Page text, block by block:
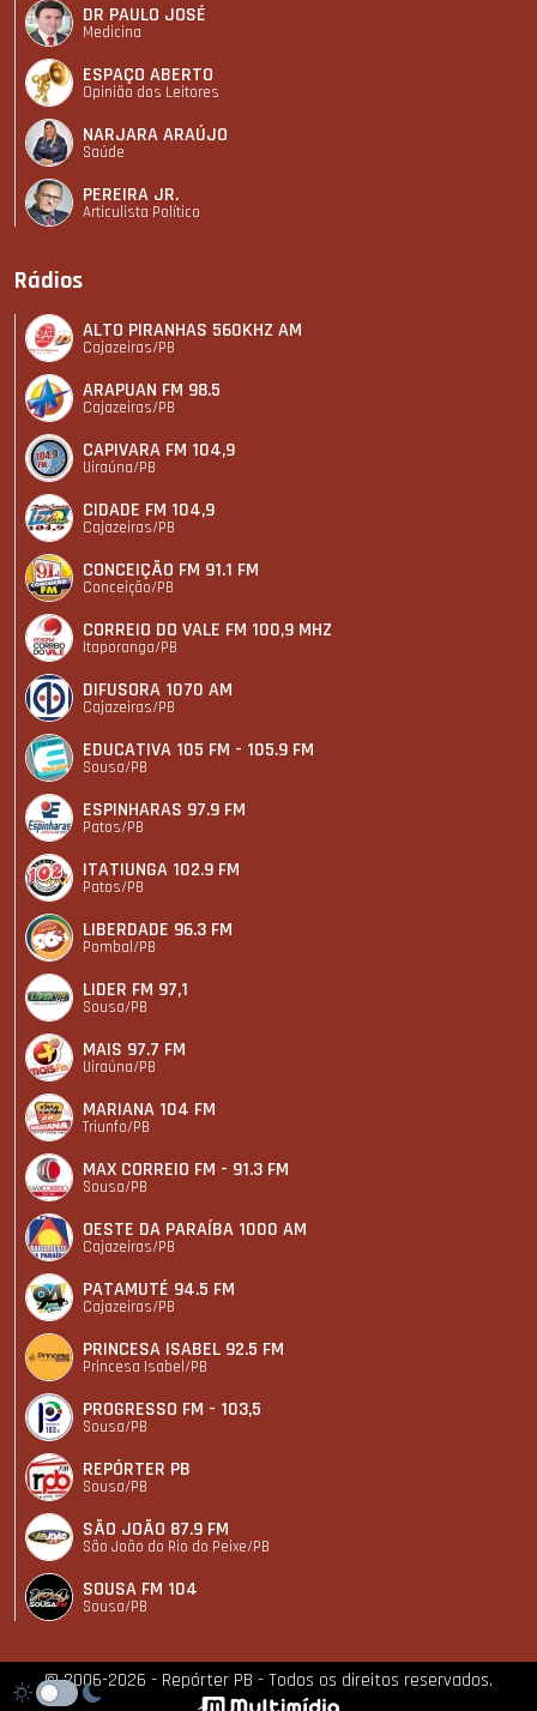
DR PAULO JOSÉ
Medicina
ESPAÇO ABERTO
Opinião dos Leitores
NARJARA ARAÚJO
Saúde
PEREIRA JR.
Articulista Polí­tico
Rádios
ALTO PIRANHAS 560KHZ AM
Cajazeiras/PB
ARAPUAN FM 98.5
Cajazeiras/PB
CAPIVARA FM 104,9
Uiraúna/PB
CIDADE FM 104,9
Cajazeiras/PB
CONCEIÇÃO FM 91.1 FM
Conceição/PB
CORREIO DO VALE FM 100,9 MHZ
Itaporanga/PB
DIFUSORA 1070 AM
Cajazeiras/PB
EDUCATIVA 105 FM - 105.9 FM
Sousa/PB
ESPINHARAS 97.9 FM
Patos/PB
ITATIUNGA 102.9 FM
Patos/PB
LIBERDADE 96.3 FM
Pombal/PB
LIDER FM 97,1
Sousa/PB
MAIS 97.7 FM
Uiraúna/PB
MARIANA 104 FM
Triunfo/PB
MAX CORREIO FM - 91.3 FM
Sousa/PB
OESTE DA PARAÍBA 1000 AM
Cajazeiras/PB
PATAMUTÉ 94.5 FM
Cajazeiras/PB
PRINCESA ISABEL 92.5 FM
Princesa Isabel/PB
PROGRESSO FM - 103,5
Sousa/PB
REPÓRTER PB
Sousa/PB
SÃO JOÃO 87.9 FM
São João do Rio do Peixe/PB
SOUSA FM 104
Sousa/PB
© 2006-2026 - Repórter PB - Todos os direitos reservados.